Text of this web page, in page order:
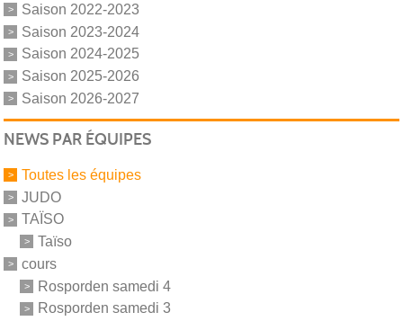
Saison 2022-2023
Saison 2023-2024
Saison 2024-2025
Saison 2025-2026
Saison 2026-2027
NEWS PAR ÉQUIPES
Toutes les équipes
JUDO
TAÏSO
Taïso
cours
Rosporden samedi 4
Rosporden samedi 3